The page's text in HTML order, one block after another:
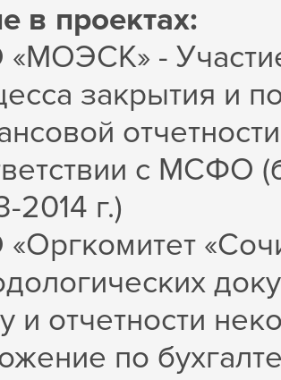
в проектах:
-
закрытия и
с МСФО
2014 г.)
и отчетности
по